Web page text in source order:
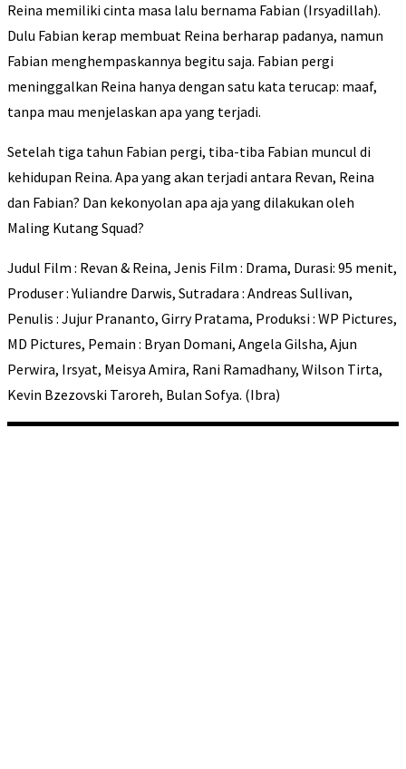
Reina memiliki cinta masa lalu bernama Fabian (Irsyadillah).
Dulu Fabian kerap membuat Reina berharap padanya, namun
Fabian menghempaskannya begitu saja. Fabian pergi
meninggalkan Reina hanya dengan satu kata terucap: maaf,
tanpa mau menjelaskan apa yang terjadi.
Setelah tiga tahun Fabian pergi, tiba-tiba Fabian muncul di
kehidupan Reina. Apa yang akan terjadi antara Revan, Reina
dan Fabian? Dan kekonyolan apa aja yang dilakukan oleh
Maling Kutang Squad?
Judul Film : Revan & Reina, Jenis Film : Drama, Durasi: 95 menit,
Produser : Yuliandre Darwis, Sutradara : Andreas Sullivan,
Penulis : Jujur Prananto, Girry Pratama, Produksi : WP Pictures,
MD Pictures, Pemain : Bryan Domani, Angela Gilsha, Ajun
Perwira, Irsyat, Meisya Amira, Rani Ramadhany, Wilson Tirta,
Kevin Bzezovski Taroreh, Bulan Sofya. (Ibra)